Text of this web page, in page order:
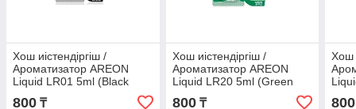
Хош иістендіргіш /
Ароматизатор AREON
Liquid LR01 5ml (Black
crystal капсула)
800 ₸
Хош иістендіргіш /
Ароматизатор AREON
Liquid LR20 5ml (Green
Apple капсула)
800₸
Хош
800